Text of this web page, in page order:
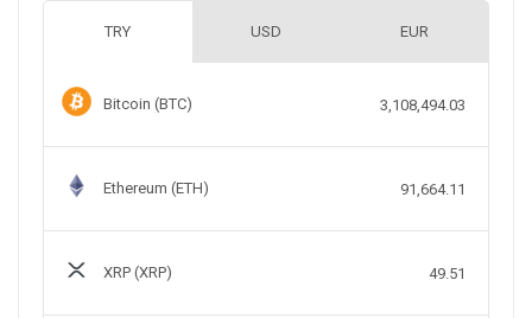
TRY USD EUR
Bitcoin (BTC) 3,108,494.03
Ethereum (ETH) 91,664.11
XRP (XRP) 49.51